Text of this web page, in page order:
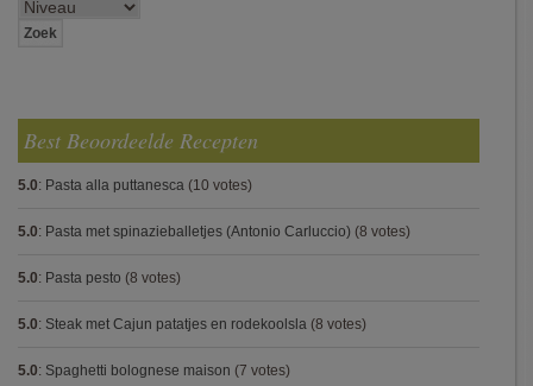
Best Beoordeelde Recepten
5.0: Pasta alla puttanesca (10 votes)
5.0: Pasta met spinazieballetjes (Antonio Carluccio) (8 votes)
5.0: Pasta pesto (8 votes)
5.0: Steak met Cajun patatjes en rodekoolsla (8 votes)
5.0: Spaghetti bolognese maison (7 votes)